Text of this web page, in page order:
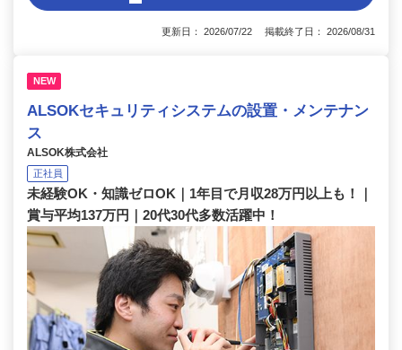
更新日： 2026/07/22 掲載終了日： 2026/08/31
NEW
ALSOKセキュリティシステムの設置・メンテナン
ス
ALSOK株式会社
正社員
未経験OK・知識ゼロOK｜1年目で月収28万円以上も！｜
賞与平均137万円｜20代30代多数活躍中！